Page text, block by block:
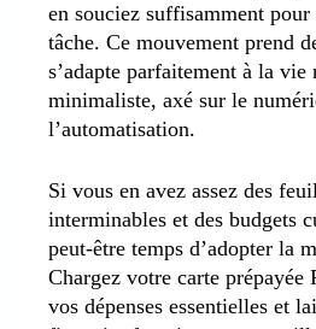
en souciez suffisamment
tâche. Ce mouvement prend
s’adapte parfaitement à la vie
minimaliste, axé sur le
l’automatisation.
Si vous en avez assez des
interminables et des budgets
peut-être temps d’adopter la
Chargez votre carte prépayée
vos dépenses essentielles et